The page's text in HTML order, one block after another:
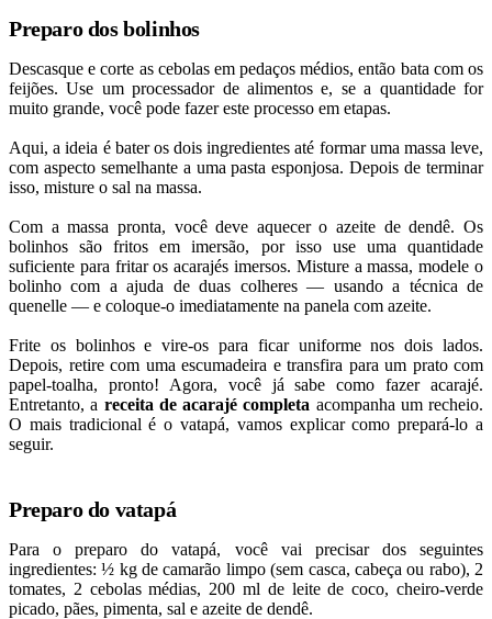
Preparo dos bolinhos
Descasque e corte as cebolas em pedaços médios, então bata com os
feijões. Use um processador de alimentos e, se a quantidade for
muito grande, você pode fazer este processo em etapas.
Aqui, a ideia é bater os dois ingredientes até formar uma massa leve,
com aspecto semelhante a uma pasta esponjosa. Depois de terminar
isso, misture o sal na massa.
Com a massa pronta, você deve aquecer o azeite de dendê. Os
bolinhos são fritos em imersão, por isso use uma quantidade
suficiente para fritar os acarajés imersos. Misture a massa, modele o
bolinho com a ajuda de duas colheres — usando a técnica de
quenelle — e coloque-o imediatamente na panela com azeite.
Frite os bolinhos e vire-os para ficar uniforme nos dois lados.
Depois, retire com uma escumadeira e transfira para um prato com
papel-toalha, pronto! Agora, você já sabe como fazer acarajé.
Entretanto, a receita de acarajé completa acompanha um recheio.
O mais tradicional é o vatapá, vamos explicar como prepará-lo a
seguir.
Preparo do vatapá
Para o preparo do vatapá, você vai precisar dos seguintes
ingredientes: ½ kg de camarão limpo (sem casca, cabeça ou rabo), 2
tomates, 2 cebolas médias, 200 ml de leite de coco, cheiro-verde
picado, pães, pimenta, sal e azeite de dendê.